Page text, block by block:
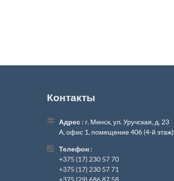
Контакты
Адрес : г. Минск, ул. Уручская, д. 23
А, офис 1, помещение 406 (4-й этаж)
Телефон :
+375 (17) 230 57 70
+375 (17) 230 57 71
+375 (29) 686 87 58